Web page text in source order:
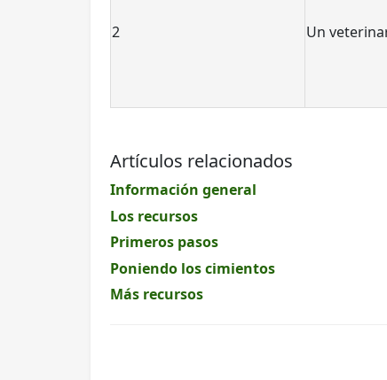
2 Un
Artículos relacionados
Información general
Los recursos
Primeros pasos
Poniendo los cimientos
Más recursos